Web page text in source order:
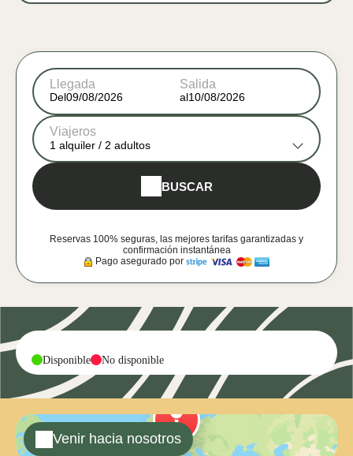
Llegada
Del
Salida
al
Viajeros
1 alquiler / 2 adultos
BUSCAR
Reservas 100% seguras, las mejores tarifas garantizadas y
confirmación instantánea
Pago asegurado por
Disponible No disponible
Venir hacia nosotros